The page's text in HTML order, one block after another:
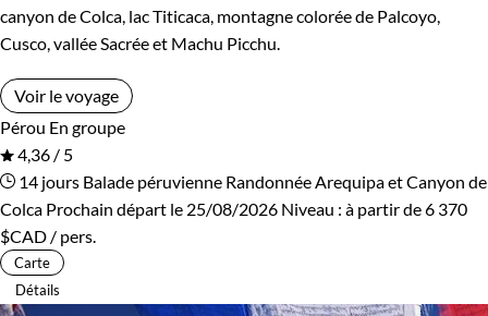
canyon de Colca, lac Titicaca, montagne colorée de Palcoyo,
Cusco, vallée Sacrée et Machu Picchu.
Voir le voyage
Pérou En groupe
4,36 / 5
14 jours Balade péruvienne Randonnée Arequipa et Canyon de
Colca Prochain départ le 25/08/2026 Niveau : à partir de6 370
$CAD / pers.
Carte
Détails